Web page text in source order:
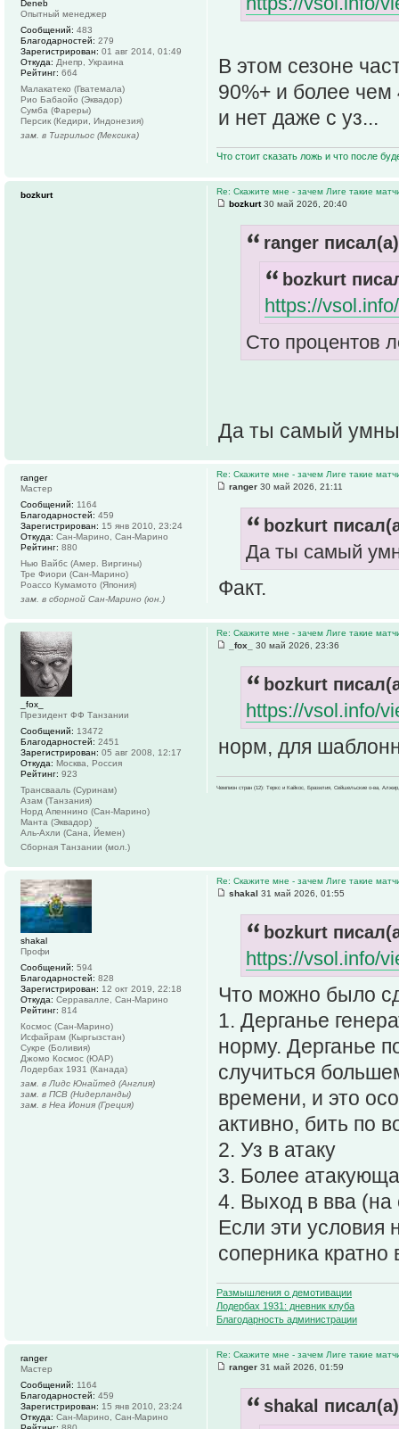
В этом сезоне
90%+ и более чем
и нет даже с уз...
Что стоит сказать ложь и что после
Deneb
Опытный менеджер
Сообщений: 483
Благодарностей: 279
Зарегистрирован: 01 авг 2014, 01:49
Откуда: Днепр, Украина
Рейтинг: 664
Малакатеко (Гватемала)
Рио Бабаойо (Эквадор)
Сумба (Фареры)
Персик (Кедири, Индонезия)
зам. в Тигрильос (Мексика)
Re: Скажите мне - зачем Лиге такие
bozkurt30 май 2026, 20:40
ranger
bozkurt
https://
Cто процентов
Да ты самый
bozkurt
Re: Скажите мне - зачем Лиге такие
ranger 30 май 2026, 21:11
bozkurt
Да ты самый
Факт.
ranger
Мастер
Сообщений: 1164
Благодарностей: 459
Зарегистрирован: 15 янв 2010, 23:24
Откуда: Сан-Марино, Сан-Марино
Рейтинг: 880
Нью Вайбс (Амер. Виргины)
Тре Фиори (Сан-Марино)
Роассо Кумамото (Япония)
зам. в сборной Сан-Марино (юн.)
Re: Скажите мне - зачем Лиге такие
_fox_
30 май 2026, 23:36
bozkurt
https://vsol.info/
норм, для
Чемпион стран (12): Теркс и Кайкос, Бразилия, Сейшельские о-ва,
_fox_
Президент ФФ Танзании
Сообщений: 13472
Благодарностей: 2451
Зарегистрирован: 05 авг 2008, 12:17
Откуда: Москва, Россия
Рейтинг: 923
Трансвааль (Суринам)
Азам (Танзания)
Норд Апеннино (Сан-Марино)
Манта (Эквадор)
Аль-Ахли (Сана, Йемен)
Сборная Танзании (мол.)
Re: Скажите мне - зачем Лиге такие
shakal 31 май 2026, 01:55
bozkurt
https://vsol.info/
Что можно было
1. Дерганье
норму. Дерганье
случиться
времени, и это
активно, бить по
2. Уз в атаку
3. Более
4. Выход в вва (на
Если эти условия
соперника
Размышления о демотивации
Лодербах 1931: дневник клуба
Благодарность администрации
shakal
Профи
Сообщений: 594
Благодарностей: 828
Зарегистрирован: 12 окт 2019, 22:18
Откуда: Серравалле, Сан-Марино
Рейтинг: 814
Космос (Сан-Марино)
Исфайрам (Кыргызстан)
Сукре (Боливия)
Джомо Космос (ЮАР)
Лодербах 1931 (Канада)
зам. в Лидс Юнайтед (Англия)
зам. в ПСВ (Нидерланды)
зам. в Неа Иония (Греция)
Re: Скажите мне - зачем Лиге такие
ranger 31 май 2026, 01:59
shakal
ranger
Мастер
Сообщений: 1164
Благодарностей: 459
Зарегистрирован: 15 янв 2010, 23:24
Откуда: Сан-Марино, Сан-Марино